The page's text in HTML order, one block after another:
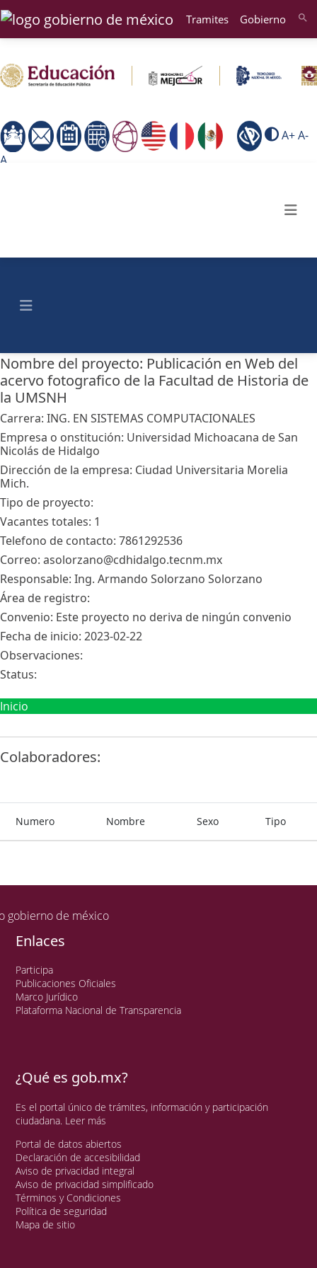
Tramites Gobierno search
A+ A-
A
Nombre del proyecto: Publicación en Web del
acervo fotografico de la Facultad de Historia de
la UMSNH
Carrera: ING. EN SISTEMAS COMPUTACIONALES
Empresa o onstitución: Universidad Michoacana de San
Nicolás de Hidalgo
Dirección de la empresa: Ciudad Universitaria Morelia
Mich.
Tipo de proyecto:
Vacantes totales: 1
Telefono de contacto: 7861292536
Correo: asolorzano@cdhidalgo.tecnm.mx
Responsable: Ing. Armando Solorzano Solorzano
Área de registro:
Convenio: Este proyecto no deriva de ningún convenio
Fecha de inicio: 2023-02-22
Observaciones:
Status:
Inicio
Colaboradores:
Numero Nombre Sexo Tipo
Enlaces
Participa
Publicaciones Oficiales
Marco Jurídico
Plataforma Nacional de Transparencia
¿Qué es gob.mx?
Es el portal único de trámites, información y participación
ciudadana. Leer más
Portal de datos abiertos
Declaración de accesibilidad
Aviso de privacidad integral
Aviso de privacidad simplificado
Términos y Condiciones
Política de seguridad
Mapa de sitio